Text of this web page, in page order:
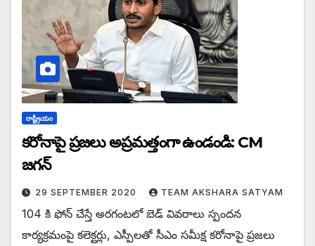
రాష్ట్రీయం
కరోనాపై ప్రజలు అప్రమత్తంగా ఉండండి: CM
జగన్
29 SEPTEMBER 2020 TEAM AKSHARA SATYAM
104 కి ఫోన్ చేస్తే అరగంటలో బెడ్ వివరాలు స్పందన
కార్యక్రమంపై కలెక్టర్లు, ఎస్పీలతో సీఎం సమీక్ష కరోనాపై ప్రజలు